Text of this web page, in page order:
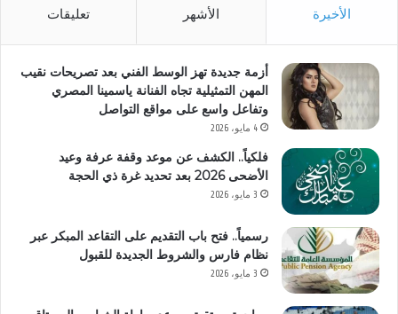
الأخيرة الأشهر تعليقات
أزمة جديدة تهز الوسط الفني بعد تصريحات نقيب
المهن التمثيلية تجاه الفنانة ياسمينا المصري
وتفاعل واسع على مواقع التواصل
4 مايو، 2026
فلكياً.. الكشف عن موعد وقفة عرفة وعيد
الأضحى 2026 بعد تحديد غرة ذي الحجة
3 مايو، 2026
رسمياً.. فتح باب التقديم على التقاعد المبكر عبر
نظام فارس والشروط الجديدة للقبول
3 مايو، 2026